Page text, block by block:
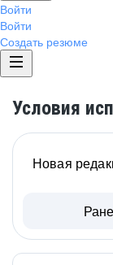
Войти
Войти
Создать резюме
Условия
Новая